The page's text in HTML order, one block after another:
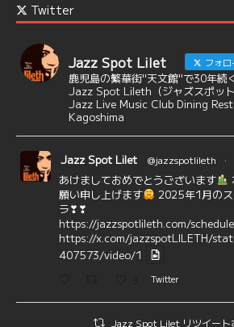
Twitter
Jazz Spot Lilet フォロ
鹿児島の繁華街"天文館"で30年続
Jazz Spot Lileth（ジャズスポッ
Jazz Live Music Club Dining
Kagoshima
Jazz Spot Lilet @jazzspotlileth ·
あけましておめでとうございます
願い申し上げます
2025年1月の
ラ❣❣
https://jazzspotlileth.com/schedule
https://x.com/jazzspotLILETH/
407573/video/1
Twitter
Jazz Spot Lilet リツイート